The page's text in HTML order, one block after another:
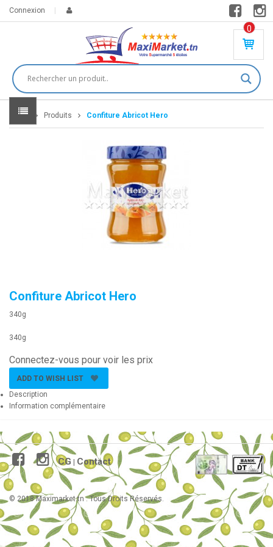
Connexion
0
PR
DU
IT(
S)
Home Produits Confiture Abricot Hero
Confiture Abricot Hero
340g
340g
Connectez-vous pour voir les prix
ADD TO WISH LIST
Description
Information complémentaire
CG Contact
© 2018 Maximarket.tn . Tous Droits Réservés.